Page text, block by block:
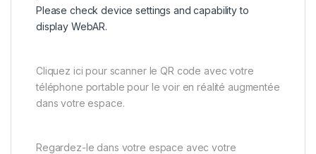
Please check device settings and capability to
display WebAR.
Cliquez ici pour scanner le QR code avec votre
téléphone portable pour le voir en réalité augmentée
dans votre espace.
Regardez-le dans votre espace avec votre